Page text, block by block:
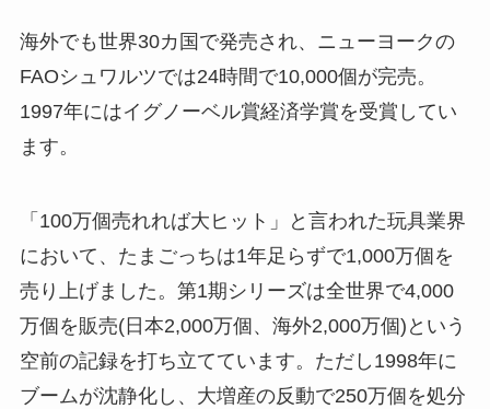
海外でも世界30カ国で発売され、ニューヨークの
FAOシュワルツでは24時間で10,000個が完売。
1997年にはイグノーベル賞経済学賞を受賞してい
ます。
「100万個売れれば大ヒット」と言われた玩具業界
において、たまごっちは1年足らずで1,000万個を
売り上げました。第1期シリーズは全世界で4,000
万個を販売(日本2,000万個、海外2,000万個)という
空前の記録を打ち立てています。ただし1998年に
ブームが沈静化し、大増産の反動で250万個を処分